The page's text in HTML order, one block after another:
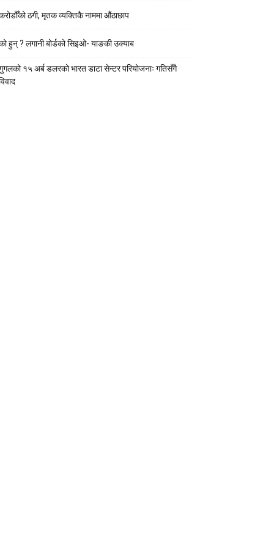
ठगी, मृतक व्यक्तिकै नाममा औंठाछाप
हुन् ? लगानी बोर्डको सिइओ- याङकी उक्याब
१५ अर्ब डलरको भारत डाटा सेन्टर परियोजनाः गतिसँगै